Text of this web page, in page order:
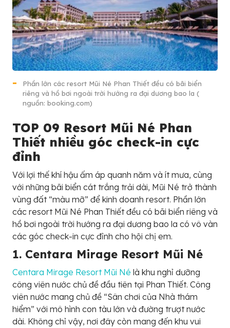
Phần lớn các resort Mũi Né Phan Thiết đều có bãi biển
riêng và hồ bơi ngoài trời hướng ra đại dương bao la (
nguồn: booking.com)
TOP 09 Resort Mũi Né Phan
Thiết nhiều góc check-in cực
đỉnh
Với lợi thế khí hậu ấm áp quanh năm và ít mưa, cùng
với những bãi biển cát trắng trải dài, Mũi Né trở thành
vùng đất “màu mỡ” để kinh doanh resort. Phần lớn
các resort Mũi Né Phan Thiết đều có bãi biển riêng và
hồ bơi ngoài trời hướng ra đại dương bao la có vô vàn
các góc check-in cực đỉnh cho hội chị em.
1. Centara Mirage Resort Mũi Né
Centara Mirage Resort Mũi Né là khu nghỉ dưỡng
công viên nước chủ đề đầu tiên tại Phan Thiết. Công
viên nước mang chủ đề “Sân chơi của Nhà thám
hiểm” với mô hình con tàu lớn và đường trượt nước
dài. Không chỉ vậy, nơi đây còn mang đến khu vui